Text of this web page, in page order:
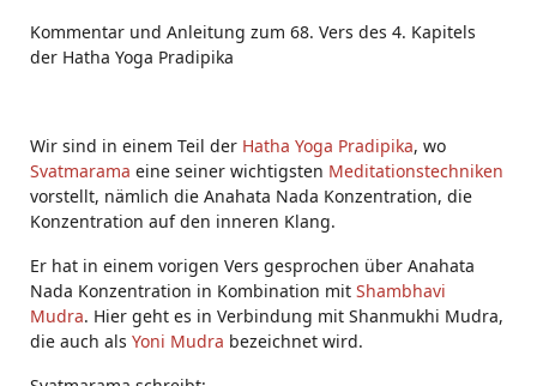
Kommentar und Anleitung zum 68. Vers des 4. Kapitels
der Hatha Yoga Pradipika
Wir sind in einem Teil der Hatha Yoga Pradipika, wo
Svatmarama eine seiner wichtigsten Meditationstechniken
vorstellt, nämlich die Anahata Nada Konzentration, die
Konzentration auf den inneren Klang.
Er hat in einem vorigen Vers gesprochen über Anahata
Nada Konzentration in Kombination mit Shambhavi
Mudra. Hier geht es in Verbindung mit Shanmukhi Mudra,
die auch als Yoni Mudra bezeichnet wird.